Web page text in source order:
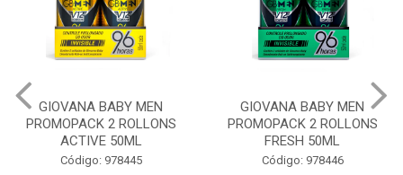
GIOVANA BABY MEN
PROMOPACK 2 ROLLONS
FRESH 50ML
Código: 978446
TUBES DESENROLA E
ESTIKA PINK LEMONADE
80G
Código: 978179